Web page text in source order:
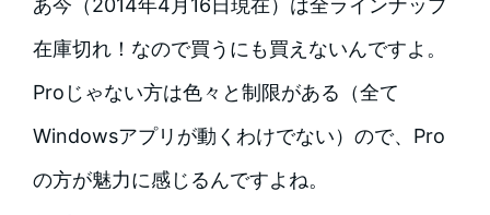
あ今（2014年4月16日現在）は全ラインナップ
在庫切れ！なので買うにも買えないんですよ。
Proじゃない方は色々と制限がある（全て
Windowsアプリが動くわけでない）ので、Pro
の方が魅力に感じるんですよね。